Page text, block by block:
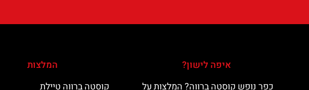
איפה לישון?
כפר נופש קוסטה ברווה? המלצות על
המלצות
קוסטה ברווה טיילת